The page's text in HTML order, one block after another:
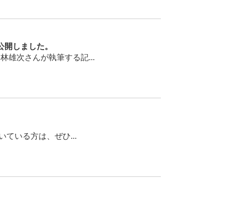
しました。
次さんが執筆する記...
ている方は、ぜひ...